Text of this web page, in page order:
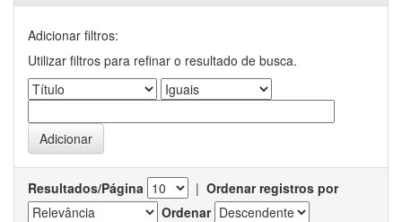
Adicionar filtros:
Utilizar filtros para refinar o resultado de busca.
Resultados/Página | Ordenar registros por
Ordenar